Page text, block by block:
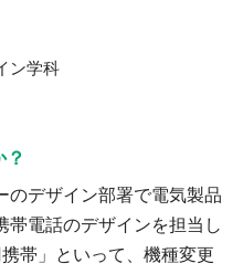
ン学科
のデザイン部署で電気製品
帯電話のデザインを担当し
帯」といって、機種変更